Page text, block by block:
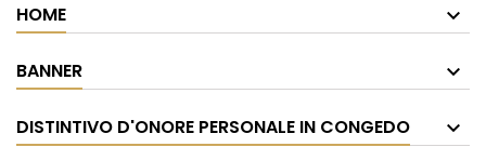
HOME
BANNER
DISTINTIVO D'ONORE PERSONALE IN CONGEDO